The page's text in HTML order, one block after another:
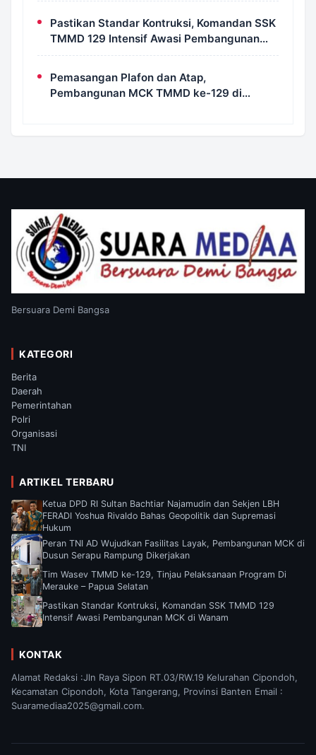
Pastikan Standar Kontruksi, Komandan SSK
TMMD 129 Intensif Awasi Pembangunan
MCK di Wanam
Pemasangan Plafon dan Atap,
Pembangunan MCK TMMD ke-129 di
Bersuara Demi Bangsa
KATEGORI
Berita
Daerah
Pemerintahan
Polri
Organisasi
TNI
ARTIKEL TERBARU
Ketua DPD RI Sultan Bachtiar Najamudin dan Sekjen LBH
FERADI Yoshua Rivaldo Bahas Geopolitik dan Supremasi
Hukum
Peran TNI AD Wujudkan Fasilitas Layak, Pembangunan MCK di
Dusun Serapu Rampung Dikerjakan
Tim Wasev TMMD ke-129, Tinjau Pelaksanaan Program Di
Merauke – Papua Selatan
Pastikan Standar Kontruksi, Komandan SSK TMMD 129
Intensif Awasi Pembangunan MCK di Wanam
KONTAK
Alamat Redaksi :Jln Raya Sipon RT.03/RW.19 Kelurahan Cipondoh,
Kecamatan Cipondoh, Kota Tangerang, Provinsi Banten Email :
Suaramediaa2025@gmail.com.